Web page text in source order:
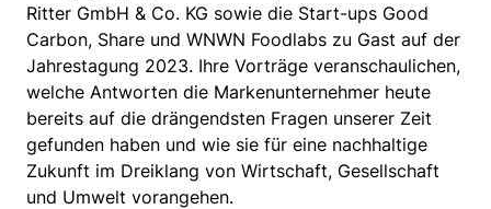
Ritter GmbH & Co. KG sowie die Start-ups Good
Carbon, Share und WNWN Foodlabs zu Gast auf der
Jahrestagung 2023. Ihre Vorträge veranschaulichen,
welche Antworten die Markenunternehmer heute
bereits auf die drängendsten Fragen unserer Zeit
gefunden haben und wie sie für eine nachhaltige
Zukunft im Dreiklang von Wirtschaft, Gesellschaft
und Umwelt vorangehen.